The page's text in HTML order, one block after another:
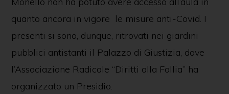
quanto ancora in vigore le misure anti-Covid. I
presenti si sono, dunque, ritrovati nei giardini
pubblici antistanti il Palazzo di Giustizia, dove
l’Associazione Radicale “Diritti alla Follia” ha
organizzato un Presidio.